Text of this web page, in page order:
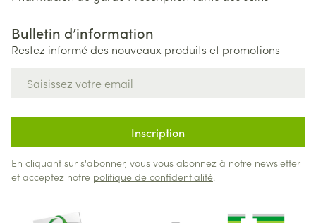
Bulletin d’information
Restez informé des nouveaux produits et promotions
Inscription
En cliquant sur s'abonner, vous vous abonnez à notre newsletter
et acceptez notre politique de confidentialité.